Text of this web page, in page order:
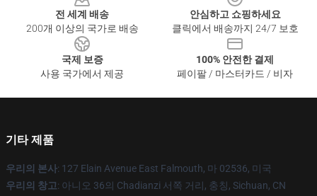
전 세계 배송
200개 이상의 국가로 배송
안심하고 쇼핑하세요
클릭에서 배송까지 24/7 보호
국제 보증
사용 국가에서 제공
100% 안전한 결제
페이팔 / 마스터카드 / 비자
기타 제품
우리의 본사: 127 Elain Avenue East Falmouth, 마 02536, 미국
우리의 창고: 아니오 36의 Chadianzi 서쪽 거리, 충칭, Sichuan, CN